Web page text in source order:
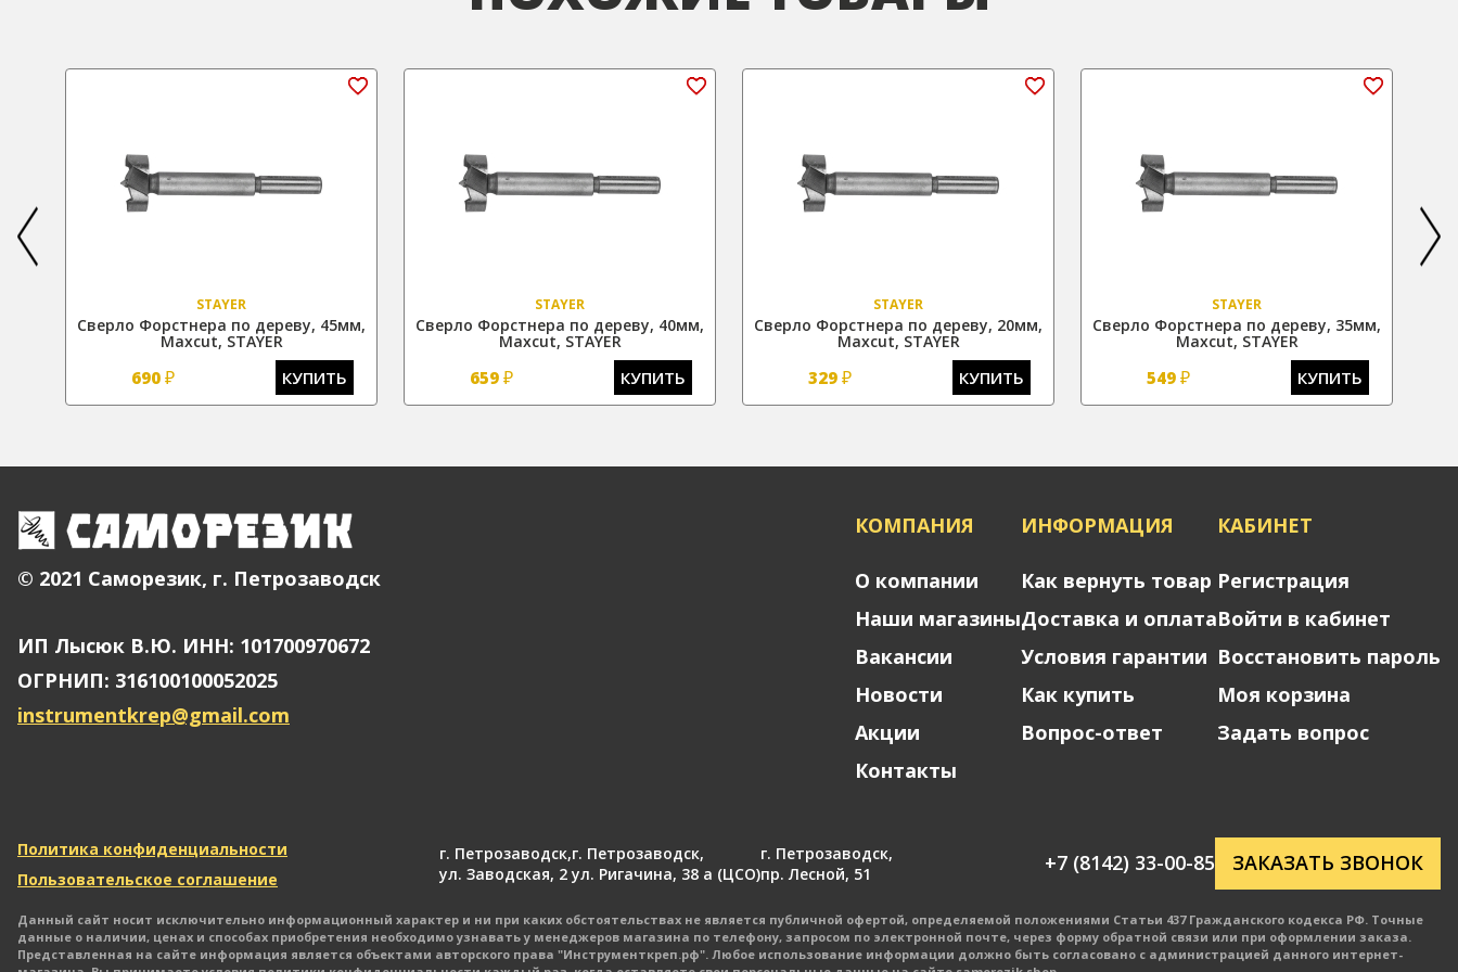
STAYER
Сверло Форстнера по дереву, 45мм,
Maxcut, STAYER
690 ₽ КУПИТЬ
STAYER
Сверло Форстнера по дереву, 40мм,
Maxcut, STAYER
659 ₽ КУПИТЬ
STAYER
Сверло Форстнера по дереву, 20мм,
Maxcut, STAYER
329 ₽ КУПИТЬ
STAYER
Сверло Форстнера по дереву, 35мм,
Maxcut, STAYER
549 ₽ КУПИТЬ
© 2021 Саморезик, г. Петрозаводск
ИП Лысюк В.Ю. ИНН: 101700970672
ОГРНИП: 316100100052025
instrumentkrep@gmail.com
КОМПАНИЯ
О компании
Наши магазины
Вакансии
Новости
Акции
Контакты
ИНФОРМАЦИЯ
Как вернуть товар
Доставка и оплата
Условия гарантии
Как купить
Вопрос-ответ
КАБИНЕТ
Регистрация
Войти в кабинет
Восстановить пароль
Моя корзина
Задать вопрос
Политика конфиденциальности
Пользовательское соглашение
г. Петрозаводск,
ул. Заводская, 2
г. Петрозаводск,
ул. Ригачина, 38 а (ЦСО)
г. Петрозаводск,
пр. Лесной, 51
+7 (8142) 33-00-85 ЗАКАЗАТЬ ЗВОНОК
Данный сайт носит исключительно информационный характер и ни при каких обстоятельствах не является публичной офертой, определяемой положениями Статьи 437 Гражданского кодекса РФ. Точные
данные о наличии, ценах и способах приобретения необходимо узнавать у менеджеров магазина по телефону, запросом по электронной почте, через форму обратной связи или при оформлении заказа.
Представленная на сайте информация является объектами авторского права "Инструменткреп.рф". Любое использование информации должно быть согласовано с администрацией данного интернет-